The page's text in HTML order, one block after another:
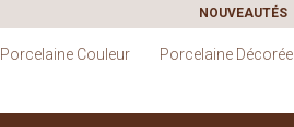
NOUVEAUTÉS
Porcelaine Couleur Porcelaine Décorée